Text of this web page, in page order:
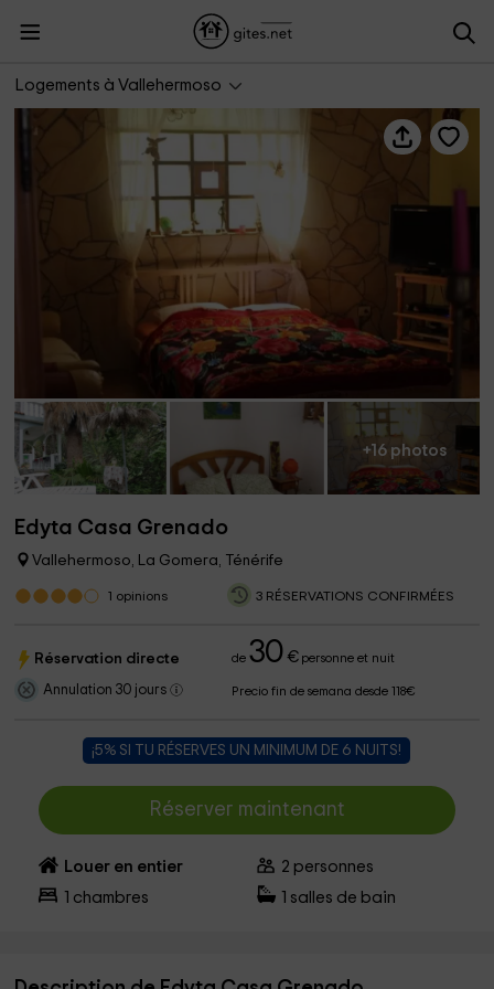
Logements à Vallehermoso
+16 photos
Edyta Casa Grenado
Vallehermoso, La Gomera, Ténérife
1 opinions 3 RÉSERVATIONS CONFIRMÉES
Réservation directe de30 €personne et nuit
Annulation 30 jours Precio fin de semana desde 118€
¡5% SI TU RÉSERVES UN MINIMUM DE 6 NUITS!
Réserver maintenant
Louer en entier 2 personnes
chambres salles de bain